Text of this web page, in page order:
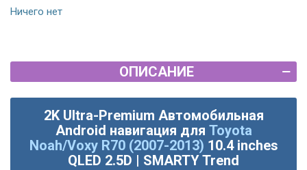
Ничего нет
ОПИСАНИЕ
2K Ultra-Premium Автомобильная
Android навигация для Toyota
Noah/Voxy R70 (2007-2013) 10.4 inches
QLED 2.5D | SMARTY Trend